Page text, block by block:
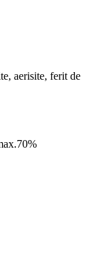
aerisite, ferit de